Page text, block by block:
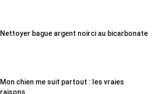
Nettoyer bague argent noirci au bicarbonate
Mon chien me suit partout : les vraies
raisons